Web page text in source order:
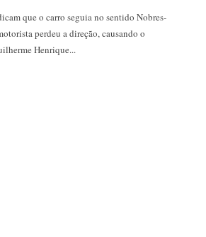
que o carro seguia no sentido Nobres-
perdeu a direção, causando o
Henrique...